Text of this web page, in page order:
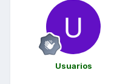
Usuarios